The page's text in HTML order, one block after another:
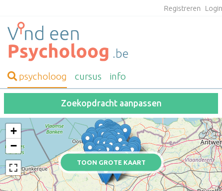
Registreren
psycholoog cursus info
Zoekopdracht aanpassen
TOON GROTE KAART
+
−